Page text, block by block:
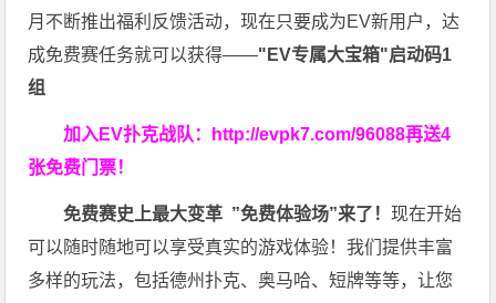
月不断推出福利反馈活动，现在只要成为EV新用户，达
成免费赛任务就可以获得——"EV专属大宝箱"启动码1
组
加入EV扑克战队： http://evpk7.com/96088再送4
张免费门票！
免费赛史上最大变革 ”免费体验场”来了！现在开始
可以随时随地可以享受真实的游戏体验！我们提供丰富
多样的玩法，包括德州扑克、奥马哈、短牌等等，让您